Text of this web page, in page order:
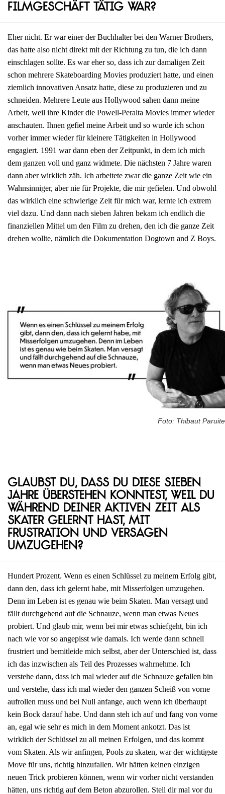
Filmgeschäft tätig war?
Eher nicht. Er war einer der Buchhalter bei den Warner Brothers,
das hatte also nicht direkt mit der Richtung zu tun, die ich dann
einschlagen sollte. Es war eher so, dass ich zur damaligen Zeit
schon mehrere Skateboarding Movies produziert hatte, und einen
ziemlich innovativen Ansatz hatte, diese zu produzieren und zu
schneiden. Mehrere Leute aus Hollywood sahen dann meine
Arbeit, weil ihre Kinder die Powell-Peralta Movies immer wieder
anschauten. Ihnen gefiel meine Arbeit und so wurde ich schon
vorher immer wieder für kleinere Tätigkeiten in Hollywood
engagiert. 1991 war dann eben der Zeitpunkt, in dem ich mich
dem ganzen voll und ganz widmete. Die nächsten 7 Jahre waren
dann aber wirklich zäh. Ich arbeitete zwar die ganze Zeit wie ein
Wahnsinniger, aber nie für Projekte, die mir gefielen. Und obwohl
das wirklich eine schwierige Zeit für mich war, lernte ich extrem
viel dazu. Und dann nach sieben Jahren bekam ich endlich die
finanziellen Mittel um den Film zu drehen, den ich die ganze Zeit
drehen wollte, nämlich die Dokumentation Dogtown and Z Boys.
Foto: Thibaut Paruite
Glaubst du, dass du diese sieben
Jahre überstehen konntest, weil du
während deiner aktiven Zeit als
Skater gelernt hast, mit
Frustration und Versagen
umzugehen?
Hundert Prozent. Wenn es einen Schlüssel zu meinem Erfolg gibt,
dann den, dass ich gelernt habe, mit Misserfolgen umzugehen.
Denn im Leben ist es genau wie beim Skaten. Man versagt und
fällt durchgehend auf die Schnauze, wenn man etwas Neues
probiert. Und glaub mir, wenn bei mir etwas schiefgeht, bin ich
nach wie vor so angepisst wie damals. Ich werde dann schnell
frustriert und bemitleide mich selbst, aber der Unterschied ist, dass
ich das inzwischen als Teil des Prozesses wahrnehme. Ich
verstehe dann, dass ich mal wieder auf die Schnauze gefallen bin
und verstehe, dass ich mal wieder den ganzen Scheiß von vorne
aufrollen muss und bei Null anfange, auch wenn ich überhaupt
kein Bock darauf habe. Und dann steh ich auf und fang von vorne
an, egal wie sehr es mich in dem Moment ankotzt. Das ist
wirklich der Schlüssel zu all meinen Erfolgen, und das kommt
vom Skaten. Als wir anfingen, Pools zu skaten, war der wichtigste
Move für uns, richtig hinzufallen. Wir hätten keinen einzigen
neuen Trick probieren können, wenn wir vorher nicht verstanden
hätten, uns richtig auf dem Beton abzurollen. Stell dir mal vor du